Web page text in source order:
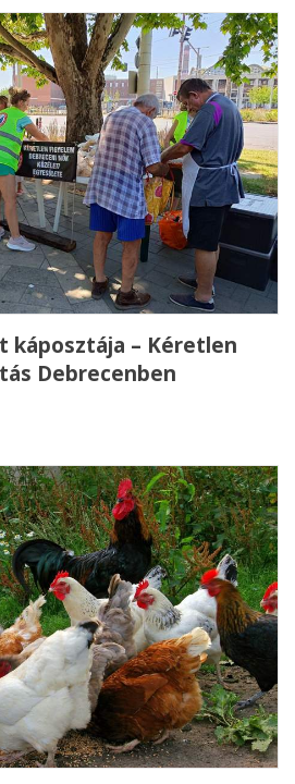
– Kéretlen
Debrecenben